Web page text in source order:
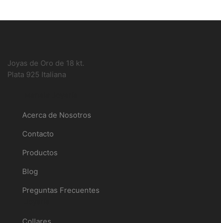
Joyas de Oro de 18 kt.
Plata 925 Italiana
Acerca de Nosotros
Contacto
Productos
Blog
Preguntas Frecuentes